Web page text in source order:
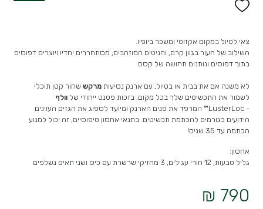
צאי לטיול במקום אקזוטי ומשכר ביופיו.
השילוב של העור בגוון קרם, והניטים המוזהבים, מסתחררים יחדיו ויוצרים דפוסים
בתוך דפוסים ונותנים תחושה של קסם
לא משנה אם את בבית או בטיול, עם ארנק נסיעותמרקש שחור קטן תוכלי
לשמור את התכשיטים שלך בכל מקום, בזכות פטנט ייחודי שלוולף
-
LusterLoc™ המרפד את פנים הארנק ומיועד לספוג את הגזים העוינים
הידועים כגורמים להכתמת תכשיטים. בתנאי אחסון טיפוסיים, זה יכול למנוע
הכתמה עד 35 שנים!
אחסון:
גליל טבעות, 12 חורי עגילים, 3 מחזיקי שרשרת עם כיס ושני תאים נשלפים
790 ₪